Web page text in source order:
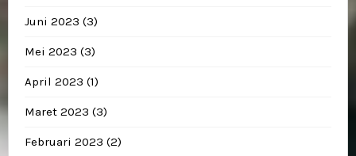
Juni 2023 (3)
Mei 2023 (3)
April 2023 (1)
Maret 2023 (3)
Februari 2023 (2)